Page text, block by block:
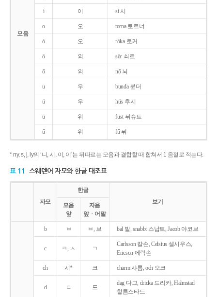
모음
í 이 sí 시
o 오 torna 토르너
ó 오 róka 로커
ö 외 sör 쇠르
ő 외 nő 뇌
u 우 bunda 분더
ú 우 hús 후시
ü 위 füst 퓌슈트
ű 위 fű 퓌
* ny, s, j, ly의 ‘니, 시, 이, 이’는 뒤따르는 모음과 결합할 때 합쳐서 1 음절로 적는다.
표 11 스웨덴어 자모와 한글 대조표
자모
한글
보기
모음
앞
자음
앞ㆍ어말
b ㅂ ㅂ, 브 bal 발, snabbt 스납트, Jacob 야코브
c ㅋ, ㅅ ㄱ
Carlsson 칼손, Celsius 셀시우스,
Ericson 에릭손
ch 시* 크 charm 샤름, och 오크
d ㄷ 드
dag 다그, dricka 드리카, Halmstad
할름스타드